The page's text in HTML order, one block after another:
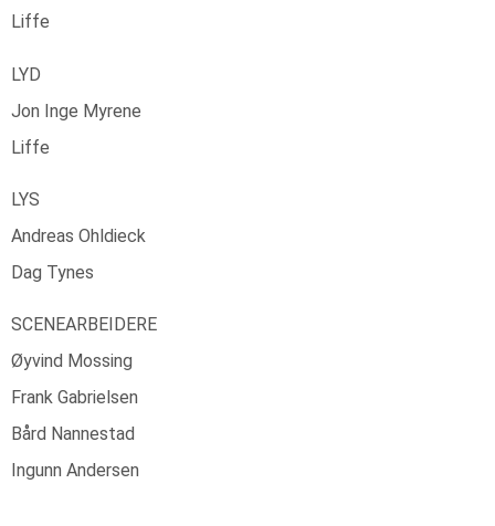
Liffe
LYD
Jon Inge Myrene
Liffe
LYS
Andreas Ohldieck
Dag Tynes
SCENEARBEIDERE
Øyvind Mossing
Frank Gabrielsen
Bård Nannestad
Ingunn Andersen